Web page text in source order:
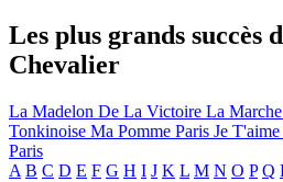
Les plus grands succès
Chevalier
La Madelon De La Victoire La
Tonkinoise Ma Pomme Paris Je
Paris
A B C D E F G H I J K L M N O P Q